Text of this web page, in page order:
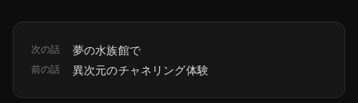
次の話 夢の水族館で
前の話 異次元のチャネリング体験